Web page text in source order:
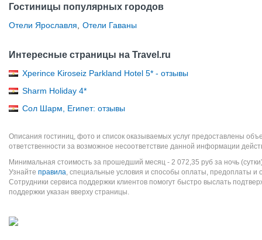
Гостиницы популярных городов
Отели Ярославля Отели Гаваны
Интересные страницы на Travel.ru
Xperince Kiroseiz Parkland Hotel 5* - отзывы
Sharm Holiday 4*
Сол Шарм, Египет: отзывы
Описания гостиниц, фото и список оказываемых услуг предоставлены
ответственности за возможное несоответствие данной информации
Минимальная стоимость за прошедший месяц - 2 072,35 руб за ночь
Узнайте правила, специальные условия и способы оплаты, предоплаты и
Сотрудники сервиса поддержки клиентов помогут быстро выслать
поддержки указан вверху страницы.